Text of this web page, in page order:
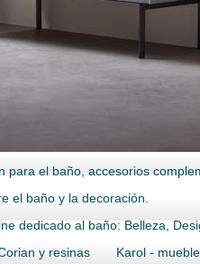
para el baño, accesorios
el baño y la decoración.
dedicado al baño: Belleza,
y resinas
Karol -